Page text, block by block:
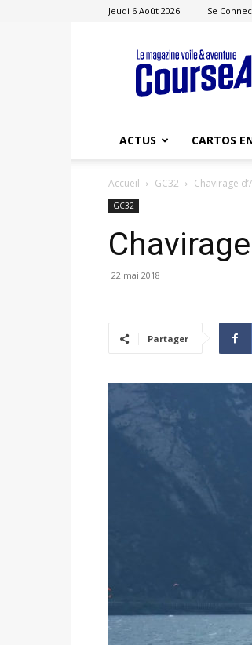
Jeudi 6 Août 2026 Se
au
ACTUS CARTOS
Accueil GC32 Chavirage
GC32
22 mai 2018
Partager